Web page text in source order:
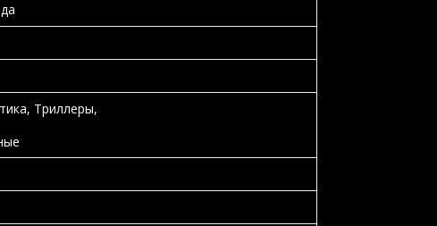
Триллеры,